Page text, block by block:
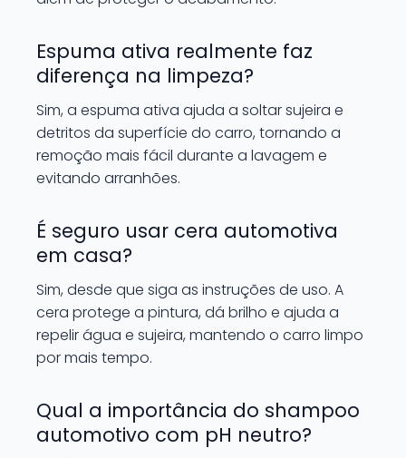
Espuma ativa realmente faz
diferença na limpeza?
Sim, a espuma ativa ajuda a soltar sujeira e
detritos da superfície do carro, tornando a
remoção mais fácil durante a lavagem e
evitando arranhões.
É seguro usar cera automotiva
em casa?
Sim, desde que siga as instruções de uso. A
cera protege a pintura, dá brilho e ajuda a
repelir água e sujeira, mantendo o carro limpo
por mais tempo.
Qual a importância do shampoo
automotivo com pH neutro?